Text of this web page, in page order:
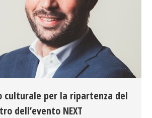
culturale per la ripartenza del
dell’evento NEXT